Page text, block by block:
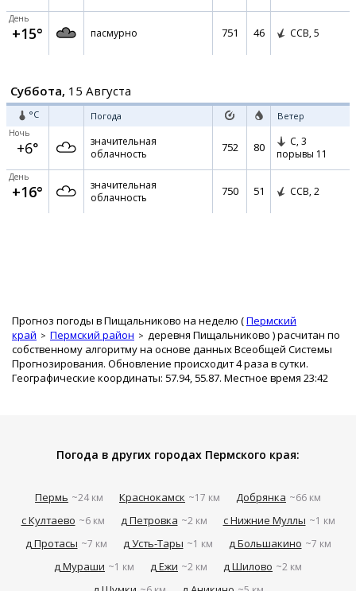
День
+15° пасмурно 751 46 ССВ, 5
Суббота, 15 Августа
°C Погода Ветер
Ночь
+6°
значительная
облачность
752 80 С, 3
порывы 11
День
+16°
значительная
облачность
750 51 ССВ, 2
Прогноз погоды в Пищальниково на неделю (Пермский
край
Пермский район деревня Пищальниково ) расчитан по
собственному алгоритму на основе данных Всеобщей Системы
Прогнозирования. Обновление происходит 4 раза в сутки.
Географические координаты: 57.94, 55.87. Местное время 23:42
Погода в других городах Пермского края:
Пермь ~24 км Краснокамск ~17 км Добрянка ~66 км
с Култаево ~6 км д Петровка ~2 км с Нижние Муллы ~1 км
д Протасы ~7 км д Усть-Тары ~1 км д Большакино ~7 км
д Мураши ~1 км д Ежи ~2 км д Шилово ~2 км